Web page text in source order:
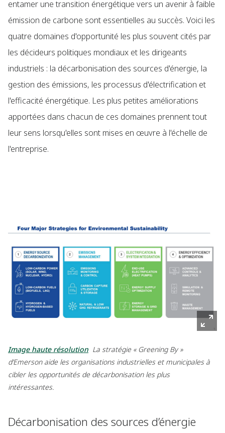
entamer une transition énergétique vers un avenir à faible
émission de carbone sont essentielles au succès. Voici les
quatre domaines d'opportunité les plus souvent cités par
les décideurs politiques mondiaux et les dirigeants
industriels : la décarbonisation des sources d'énergie, la
gestion des émissions, les processus d'électrification et
l'efficacité énergétique. Les plus petites améliorations
apportées dans chacun de ces domaines prennent tout
leur sens lorsqu'elles sont mises en œuvre à l'échelle de
l'entreprise.
Image haute résolution La stratégie « Greening By »
d’Emerson aide les organisations industrielles et municipales à
cibler les opportunités de décarbonisation les plus
intéressantes.
Décarbonisation des sources d’énergie